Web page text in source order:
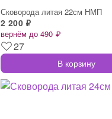
Сковорода литая 22см НМП
2 200 ₽
вернём до 490 ₽
27
В корзину